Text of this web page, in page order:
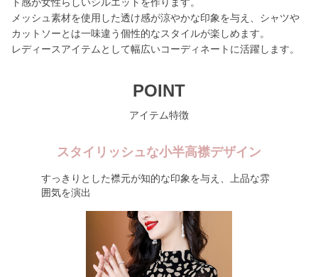
メッシュ素材を使用した透け感が涼やかな印象を与え、シャツや
カットソーとは一味違う個性的なスタイルが楽しめます。
レディースアイテムとして幅広いコーディネートに活躍します。
POINT
アイテム特徴
スタイリッシュな小半高襟デザイン
すっきりとした襟元が知的な印象を与え、上品な雰
囲気を演出